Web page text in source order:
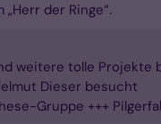
der Ringe“.
weitere tolle Projekte
Dieser besucht
Gruppe +++